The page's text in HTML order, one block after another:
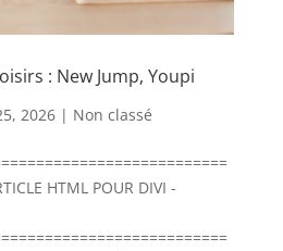
: New Jump, Youpi
2026| Non classé
HTML POUR DIVI -